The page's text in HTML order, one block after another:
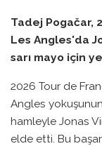
Tadej Pogačar,
Les Angles'da
sarı mayo için
2026 Tour de
Angles
hamleyle Jonas
elde etti. Bu